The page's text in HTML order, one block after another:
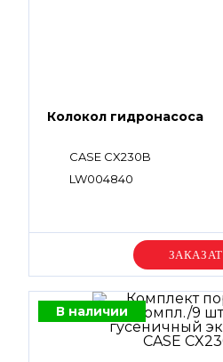
Колокол гидронасоса
CASE CX230B
LW004840
Уточняйте
В наличии